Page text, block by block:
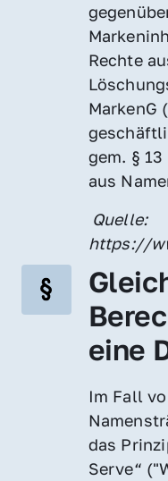
Rechte
MarkenG
gem. §
aus
https://
eine
Im Fall
das
Serve“